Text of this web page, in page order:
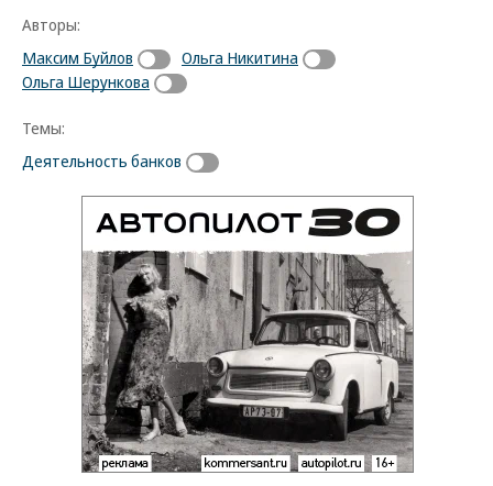
Авторы:
Максим Буйлов
Ольга Никитина
Ольга Шерункова
Темы:
Деятельность банков